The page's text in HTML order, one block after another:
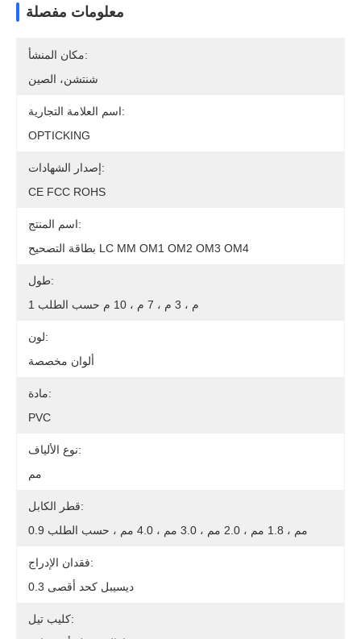
معلومات مفصلة
مكان المنشأ:
شنتشن، الصين
اسم العلامة التجارية:
OPTICKING
إصدار الشهادات:
CE FCC ROHS
اسم المنتج:
بطاقة التصحيح LC MM OM1 OM2 OM3 OM4
طول:
1 م ، 3 م ، 7 م ، 10 م حسب الطلب
لون:
ألوان مخصصة
مادة:
PVC
نوع الألياف:
مم
قطر الكابل:
0.9 مم ، 1.8 مم ، 2.0 مم ، 3.0 مم ، 4.0 مم ، حسب الطلب
فقدان الإدراج:
0.3 ديسيبل كحد أقصى
كليب تيل: